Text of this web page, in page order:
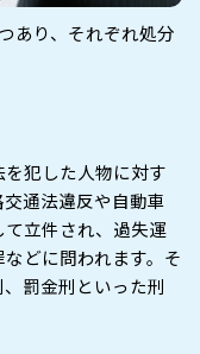
あり、それぞれ処分
犯した人物に対す
通法違反や自動車
立件され、過失運
どに問われます。そ
罰金刑といった刑